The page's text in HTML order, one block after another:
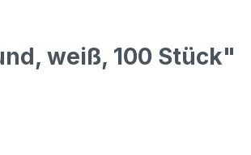
weiß, 100 Stück"